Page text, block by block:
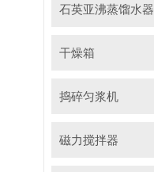
石英亚沸蒸馏水器
干燥箱
捣碎匀浆机
磁力搅拌器